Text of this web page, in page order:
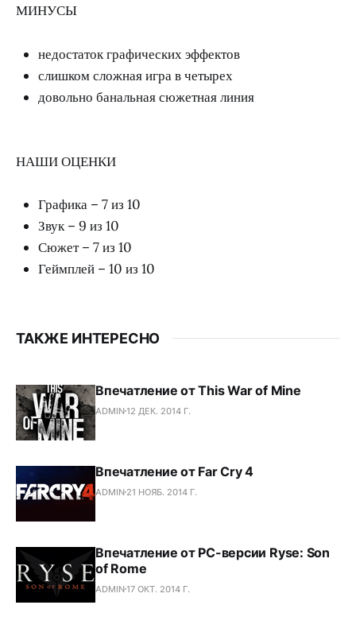
МИНУСЫ
недостаток графических эффектов
слишком сложная игра в четырех
довольно банальная сюжетная линия
НАШИ ОЦЕНКИ
Графика – 7 из 10
Звук – 9 из 10
Сюжет – 7 из 10
Геймплей – 10 из 10
ТАКЖЕ ИНТЕРЕСНО
Впечатление от This War of Mine
ADMIN12 ДЕК. 2014 Г.
Впечатление от Far Cry 4
ADMIN 21 НОЯБ. 2014 Г.
Впечатление от PC-версии Ryse: Son
of Rome
ADMIN17 ОКТ. 2014 Г.